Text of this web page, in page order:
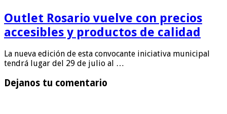
Outlet Rosario vuelve con precios
accesibles y productos de calidad
La nueva edición de esta convocante iniciativa municipal
tendrá lugar del 29 de julio al …
Dejanos tu comentario